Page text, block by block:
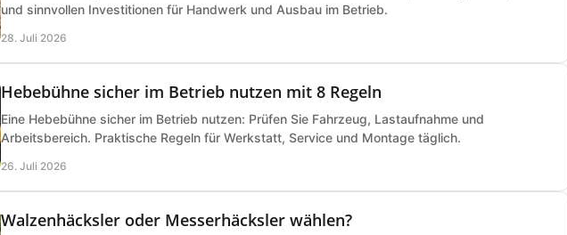
und sinnvollen Investitionen für Handwerk und Ausbau im Betrieb.
28. Juli 2026
Hebebühne sicher im Betrieb nutzen mit 8 Regeln
Eine Hebebühne sicher im Betrieb nutzen: Prüfen Sie Fahrzeug, Lastaufnahme und
Arbeitsbereich. Praktische Regeln für Werkstatt, Service und Montage täglich.
26. Juli 2026
Walzenhäcksler oder Messerhäcksler wählen?